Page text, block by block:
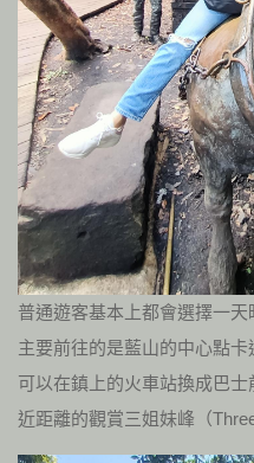
普通遊客基本上都會選擇一天
主要前往的是藍山的中心點卡
可以在鎮上的火車站換成巴士
近距離的觀賞三姐妹峰（